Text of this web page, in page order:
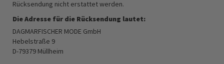
Rücksendung nicht erstattet werden.
Die Adresse für die Rücksendung lautet:
DAGMARFISCHER MODE GmbH
Hebelstraße 9
D-79379 Müllheim